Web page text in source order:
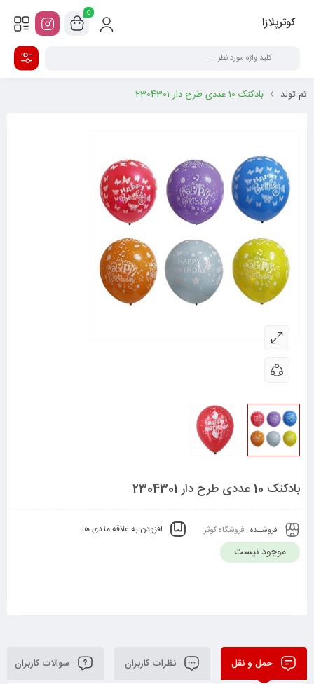
کوثرپلازا
0
تم تولد بادکنک 10 عددی طرح دار 2304301
بادکنک 10 عددی طرح دار 2304301
فروشـنده : فروشگاه کوثر افزودن به علاقه مندی ها
موجود نیست
حمل و نقل نظرات کاربران سوالات کاربران